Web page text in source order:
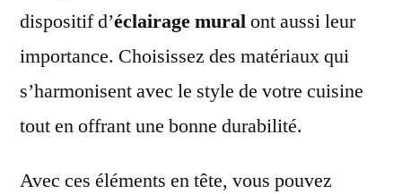
dispositif d’éclairage muralont aussi leur
importance. Choisissez des matériaux qui
s’harmonisent avec le style de votre cuisine
tout en offrant une bonne durabilité.
Avec ces éléments en tête, vous pouvez